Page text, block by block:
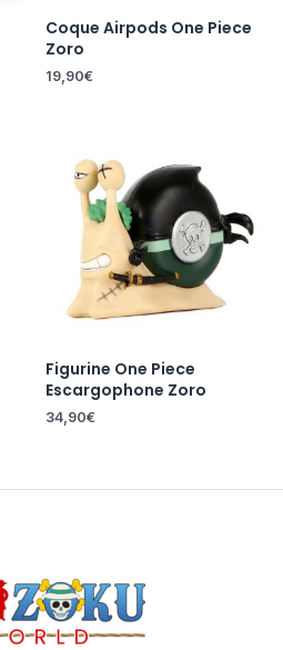
Coque Airpods One Piece
Zoro
19,90€
Figurine One Piece
Escargophone Zoro
34,90€